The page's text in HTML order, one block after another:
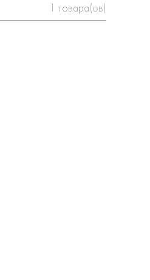
1 товара(ов)